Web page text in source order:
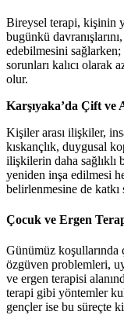
Bireysel terapi, kişinin
bugünkü
edebilmesini
sorunları kalıcı olarak
olur.
Karşıyaka’da Çift ve
Kişiler arası ilişkiler,
kıskançlık, duygusal
ilişkilerin daha
yeniden inşa edilmesi
belirlenmesine de katkı
Çocuk ve Ergen
Günümüz koşullarında
özgüven problemleri,
ve ergen terapisi
terapi gibi yöntemler
gençler ise bu süreçte